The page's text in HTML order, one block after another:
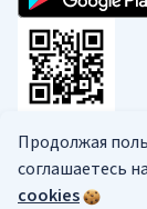
Социальные
Продолжая
соглашаетесь
cookies